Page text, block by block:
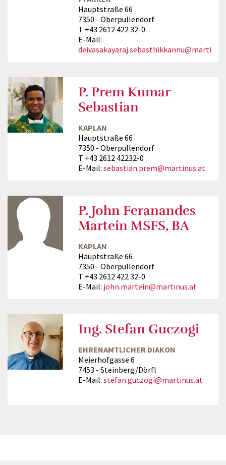
Hauptstraße 66
7350 - Oberpullendorf
T +43 2612 422 32-0
E-Mail:
P. Prem Kumar
Sebastian
KAPLAN
Hauptstraße 66
7350 - Oberpullendorf
T +43 2612 42232-0
E-Mail: sebastian.prem@martinus.at
P. John Feranandes
Martein MSFS, BA
KAPLAN
Hauptstraße 66
7350 - Oberpullendorf
T +43 2612 422 32-0
E-Mail: john.martein@martinus.at
Ing. Stefan Guczogi
EHRENAMTLICHER DIAKON
Meierhofgasse 6
7453 - Steinberg/Dörfl
E-Mail: stefan.guczogi@martinus.at